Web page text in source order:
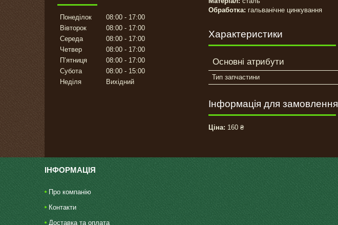
Обработка: гальванічне цинкування
Характеристики
Основні атрибути
Тип запчастини
Інформація для замовлення
Ціна: 160 ₴
Понеділок 08:00
17:00
Вівторок
08:00
17:00
Середа
08:00
17:00
Четвер
08:00
17:00
Пʼятниця
08:00
17:00
Субота
08:00
15:00
Неділя
Вихідний
ІНФОРМАЦІЯ
Про компанію
Контакти
Доставка та оплата